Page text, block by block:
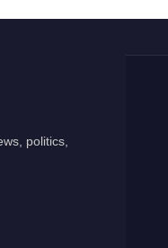
politics,